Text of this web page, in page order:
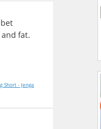
bet
and fat.
The Big Short - Jenga